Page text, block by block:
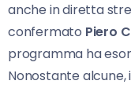
anche in diretta
confermato Piero
programma ha
Nonostante